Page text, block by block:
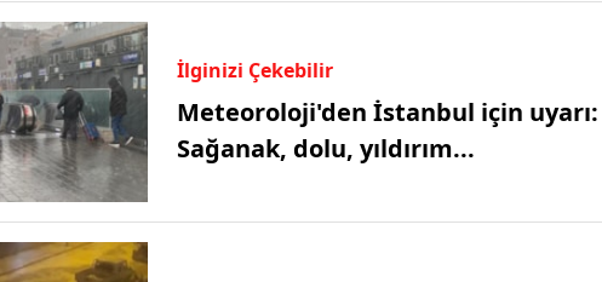
İlginizi Çekebilir
Meteoroloji'den İstanbul için uyarı:
Sağanak, dolu, yıldırım...